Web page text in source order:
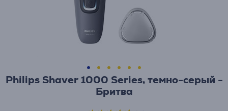
Philips Shaver 1000 Series, темно-серый -
Бритва